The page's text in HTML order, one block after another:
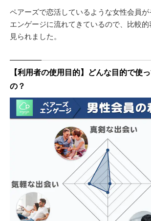
ペアーズで恋活しているような女性会員
エンゲージに流れてきているので、比較
見られました。
【利用者の使用目的】どんな目的で使
の？